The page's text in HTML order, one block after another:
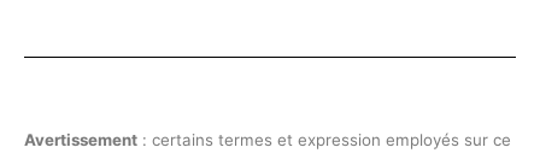
Avertissement : certains termes et expression employés sur ce